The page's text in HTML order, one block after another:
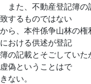
また、不動産登記簿の
致するものではない
から、本件係争山林の
における供述が登記
簿の記載とそごしてい
虚偽ということはで
きない。